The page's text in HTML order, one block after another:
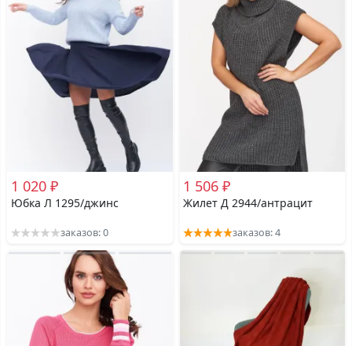
1 020 ₽
Юбка Л 1295/джинс
заказов: 0
1 506 ₽
Жилет Д 2944/антрацит
заказов: 4